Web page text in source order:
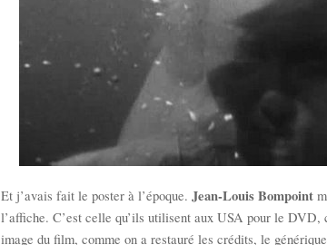
Et j’avais fait le poster à l’époque. Jean-Louis Bompoint
l’affiche. C’est celle qu’ils utilisent aux USA pour le DVD,
image du film, comme on a restauré les crédits, le